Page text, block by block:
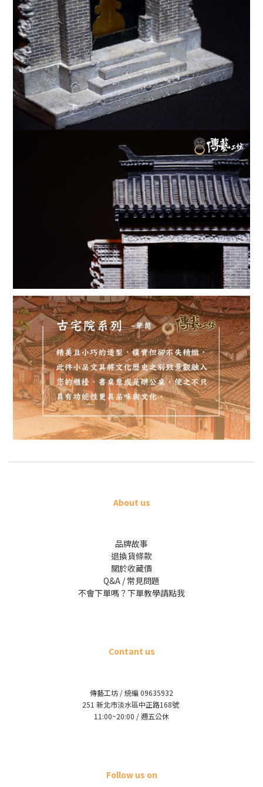
About us
品牌故事
退換貨條款
關於收藏價
Q&A / 常見問題
不會下單嗎？下單教學請點我
Contant us
傳藝工坊 / 統編 09635932
251 新北市淡水區中正路168號
11:00~20:00 / 週五公休
Follow us on